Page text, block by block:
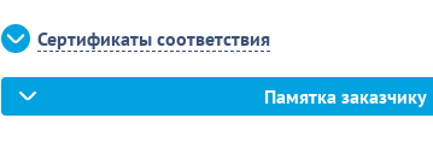
Сертификаты соответствия
Памятка заказчику